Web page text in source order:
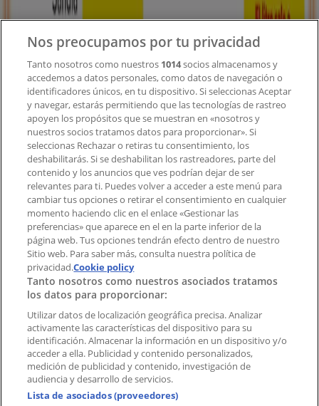
Contacto comercial y de marketing
Tienda mal colocada en el mapa
Notificar un folleto
¿Encontraste un problema en la web o en la
aplicación?
Índices
Marcas
Marcas locales
Negocios
Negocios cercanos
Productos
Productos locales
Ciudades
Descargar la APP Tiendeo
Nos preocupamos por tu privacidad
Tanto nosotros como nuestros 1014socios almacenamos y
accedemos a datos personales, como datos de navegación o
identificadores únicos, en tu dispositivo. Si seleccionas Aceptar
y navegar, estarás permitiendo que las tecnologías de rastreo
apoyen los propósitos que se muestran en «nosotros y
nuestros socios tratamos datos para proporcionar». Si
seleccionas Rechazar o retiras tu consentimiento, los
deshabilitarás. Si se deshabilitan los rastreadores, parte del
contenido y los anuncios que ves podrían dejar de ser
relevantes para ti. Puedes volver a acceder a este menú para
cambiar tus opciones o retirar el consentimiento en cualquier
momento haciendo clic en el enlace «Gestionar las
preferencias» que aparece en el en la parte inferior de la
página web. Tus opciones tendrán efecto dentro de nuestro
Sitio web. Para saber más, consulta nuestra política de
privacidad.Cookie policy
Tanto nosotros como nuestros asociados tratamos
los datos para proporcionar:
Utilizar datos de localización geográfica precisa. Analizar
activamente las características del dispositivo para su
identificación. Almacenar la información en un dispositivo y/o
acceder a ella. Publicidad y contenido personalizados,
medición de publicidad y contenido, investigación de
audiencia y desarrollo de servicios.
Lista de asociados (proveedores)